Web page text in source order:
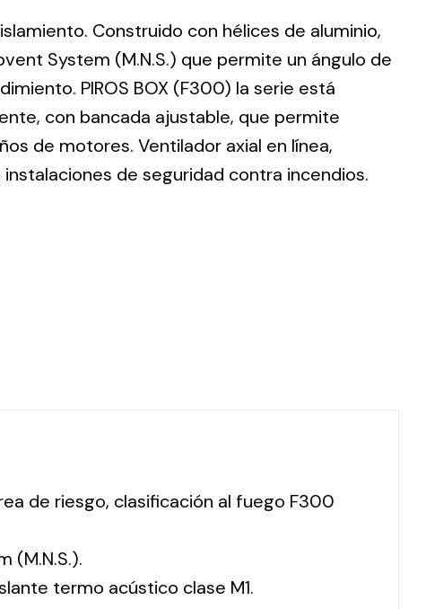
for all
Construido con hélices de aluminio,
System (M.N.S.) que permite un ángulo de
PIROS BOX (F300) la serie está
con bancada ajustable, que permite
de motores. Ventilador axial en línea,
de seguridad contra incendios.
de riesgo, clasificación al fuego F300
(M.N.S.).
termo acústico clase M1.